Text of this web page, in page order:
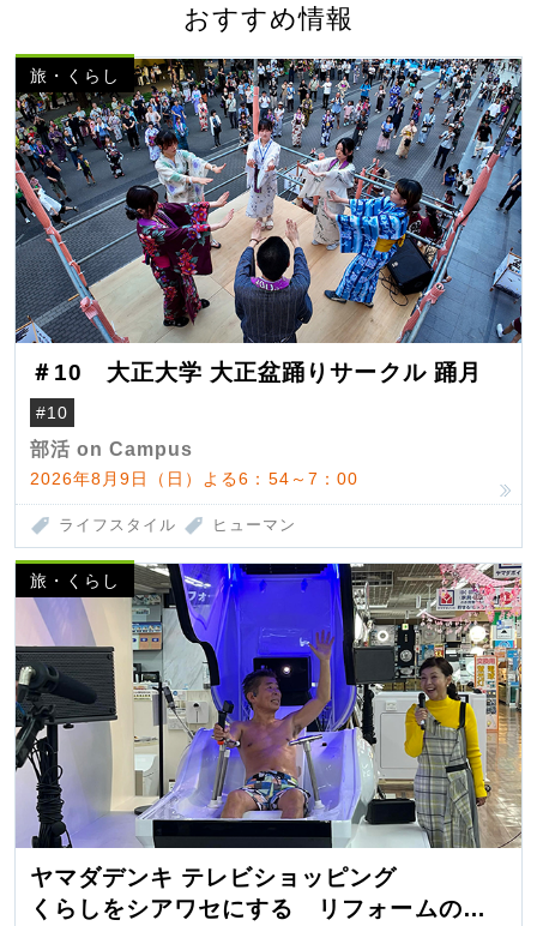
おすすめ情報
旅・くらし
＃10 大正大学 大正盆踊りサークル 踊月
#10
部活 on Campus
2026年8月9日（日）よる6：54～7：00
ライフスタイル ヒューマン
旅・くらし
ヤマダデンキ テレビショッピング
くらしをシアワセにする リフォームの